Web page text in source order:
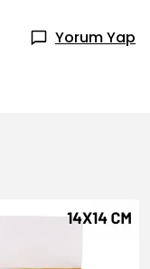
Yorum Yap